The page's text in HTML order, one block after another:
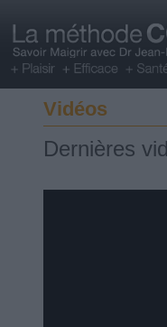
Vidéos
Dernières